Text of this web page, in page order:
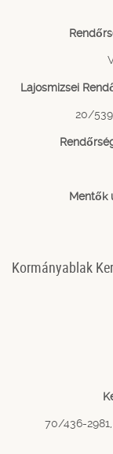
Lajosmizsei
20/
Mentők
Kormányablak
70/436-